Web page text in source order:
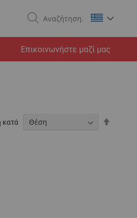
Επικοινωνήστε μαζί μας
κατά